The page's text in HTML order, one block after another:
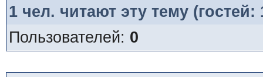
1чел. читают эту тему
Пользователей: 0